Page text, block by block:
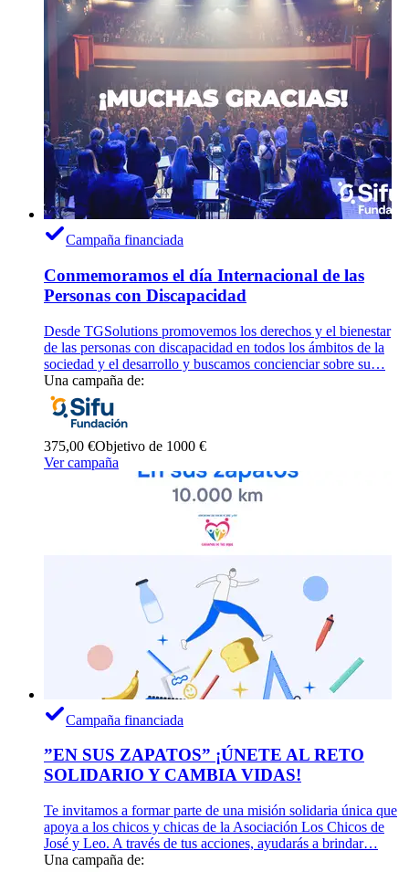
Campaña financiada
Conmemoramos el día Internacional de las
Personas con Discapacidad
Desde TGSolutions promovemos los derechos y el bienestar
de las personas con discapacidad en todos los ámbitos de la
sociedad y el desarrollo y buscamos concienciar sobre su…
Una campaña de:
375,00 €Objetivo de 1000 €
Ver campaña
Campaña financiada
”EN SUS ZAPATOS” ¡ÚNETE AL RETO
SOLIDARIO Y CAMBIA VIDAS!
Te invitamos a formar parte de una misión solidaria única que
apoya a los chicos y chicas de la Asociación Los Chicos de
José y Leo. A través de tus acciones, ayudarás a brindar…
Una campaña de: